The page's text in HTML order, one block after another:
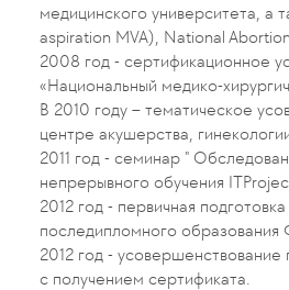
медицинского университета, а
aspiration MVA), National
2008 год - сертификационное
«Национальный медико-
В 2010 году – тематическое
центре акушерства,
2011 год - семинар "
непрерывного обучения
2012 год - первичная
последипломного
2012 год -
с получением сертификата.